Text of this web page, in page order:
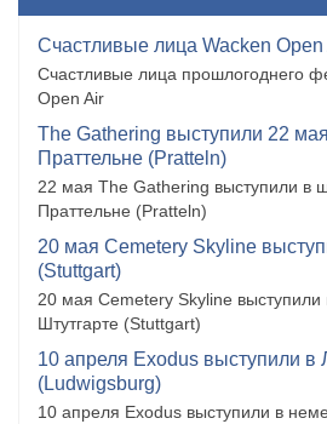
Счастливые лица Wacken Open
Счастливые лица прошлогоднего
Open Air
The Gathering выступили 22
Праттельне (Pratteln)
22 мая The Gathering выступили в
Праттельне (Pratteln)
20 мая Cemetery Skyline
(Stuttgart)
20 мая Cemetery Skyline выступили
Штутгарте (Stuttgart)
10 апреля Exodus выступили в
(Ludwigsburg)
10 апреля Exodus выступили в